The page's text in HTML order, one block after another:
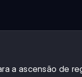
a ascensão de